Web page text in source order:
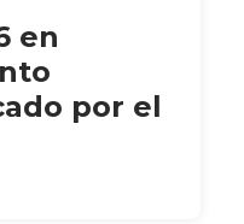
en
por el